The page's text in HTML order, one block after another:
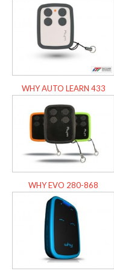
WHY AUTO LEARN 433
WHY EVO 280-868